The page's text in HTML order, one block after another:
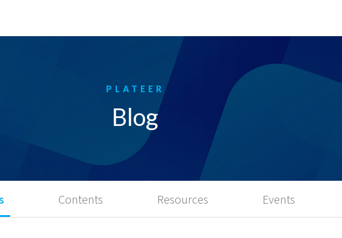
Blog
Contents Resources Events